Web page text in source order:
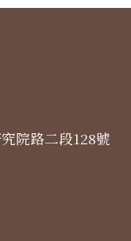
院路二段128號